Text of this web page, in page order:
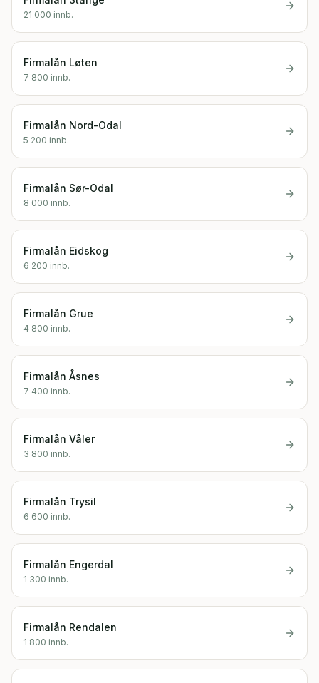
21 000 innb.
Firmalån Løten
7 800 innb.
Firmalån Nord-Odal
5 200 innb.
Firmalån Sør-Odal
8 000 innb.
Firmalån Eidskog
6 200 innb.
Firmalån Grue
4 800 innb.
Firmalån Åsnes
7 400 innb.
Firmalån Våler
3 800 innb.
Firmalån Trysil
6 600 innb.
Firmalån Engerdal
1 300 innb.
Firmalån Rendalen
1 800 innb.